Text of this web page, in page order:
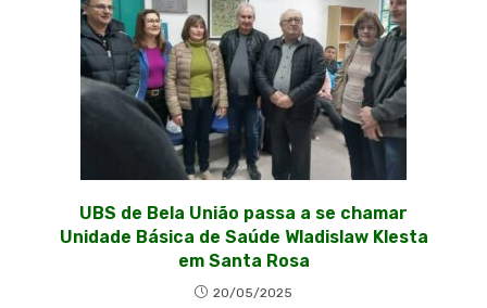
UBS de Bela União passa a se chamar
Unidade Básica de Saúde Wladislaw Klesta
em Santa Rosa
20/05/2025